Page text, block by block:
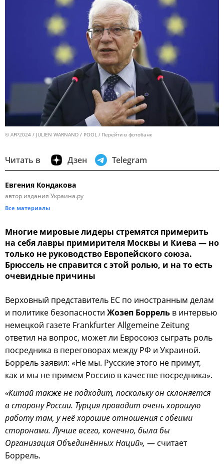
© AFP2024 / JULIEN WARNAND / POOL Перейти в фотобанк
Читать в Дзен Telegram
Евгения Кондакова
автор издания Украина.ру
Все материалы
Многие мировые лидеры стремятся примерить
на себя лавры примирителя Москвы и Киева — но
только не руководство Европейского союза.
Брюссель не справится с этой ролью, и на то есть
очевидные причины
Верховный представитель ЕС по иностранным делам
и политике безопасности Жозеп Боррель в интервью
немецкой газете Frankfurter Allgemeine Zeitung
ответил на вопрос, может ли Евросоюз сыграть роль
посредника в переговорах между РФ и Украиной.
Боррель заявил: «Не мы. Русские этого не примут,
как и мы не примем Россию в качестве посредника».
«Китай также не подходит, поскольку он склоняется
в сторону России. Турция проводит очень хорошую
работу там, у неё хорошие отношения с обеими
сторонами. Лучше всего, конечно, была бы
Организация Объединённых Наций», — считает
Боррель.